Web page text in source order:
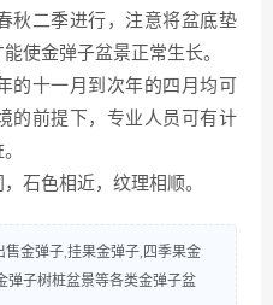
秋二季进行，注意将盆底垫
使金弹子盆景正常生长。
的十一月到次年的四月均可
的前提下，专业人员可有计
石色相近，纹理相顺。
金弹子,挂果金弹子,四季果金
弹子树桩盆景等各类金弹子盆